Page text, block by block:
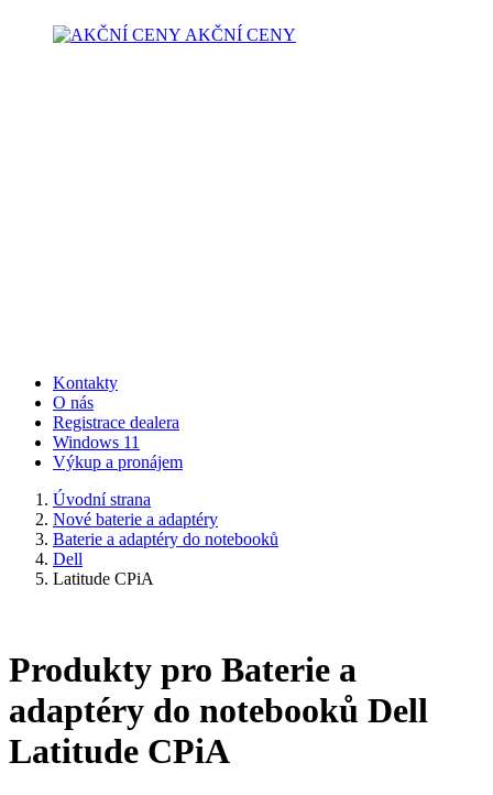
AKČNÍ CENY
Kontakty
O nás
Registrace dealera
Windows 11
Výkup a pronájem
Úvodní strana
Nové baterie a adaptéry
Baterie a adaptéry do notebooků
Dell
Latitude CPiA
Produkty pro Baterie a
adaptéry do notebooků Dell
Latitude CPiA